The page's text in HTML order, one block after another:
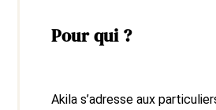
Pour qui ?
Akila s’adresse aux